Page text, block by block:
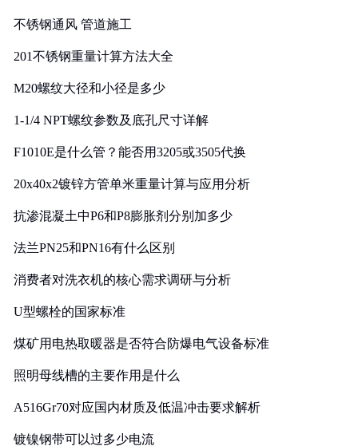
不锈钢通风 管道施工
201不锈钢重量计算方法大全
M20螺纹大径和小径是多少
1-1/4 NPT螺纹参数及底孔尺寸详解
F1010E是什么管？能否用3205或3505代换
20x40x2镀锌方管单米重量计算与应用分析
抗渗混凝土中P6和P8膨胀剂分别加多少
法兰PN25和PN16有什么区别
消费者对洗衣机的核心需求调研与分析
U型螺栓的国家标准
煤矿用电热取暖器是否符合防爆电气设备标准
照明母线槽的主要作用是什么
A516Gr70对应国内材质及低温冲击要求解析
镀镍钢带可以过多少电流